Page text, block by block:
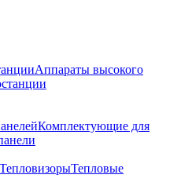
Аппараты высокого
Комплектующие для
ТепловизорыТепловые